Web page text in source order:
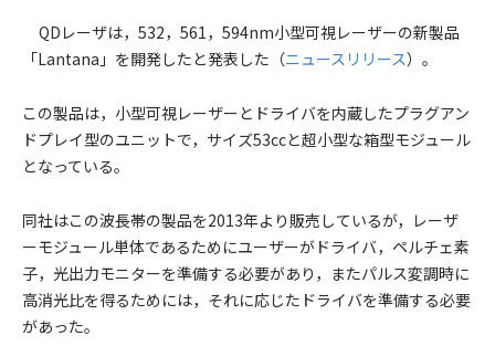
QDレーザは，532，561，594nm小型可視レーザーの新製品
「Lantana」を開発したと発表した（ニュースリリース）。
この製品は，小型可視レーザーとドライバを内蔵したプラグアン
ドプレイ型のユニットで，サイズ53ccと超小型な箱型モジュール
となっている。
同社はこの波長帯の製品を2013年より販売しているが，レーザ
ーモジュール単体であるためにユーザーがドライバ，ペルチェ素
子，光出力モニターを準備する必要があり，またパルス変調時に
高消光比を得るためには，それに応じたドライバを準備する必要
があった。